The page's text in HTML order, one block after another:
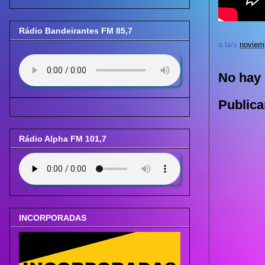
a la/s
No
Rádio Bandeirantes FM 85,7
Rádio Alpha FM 101,7
INCORPORADAS